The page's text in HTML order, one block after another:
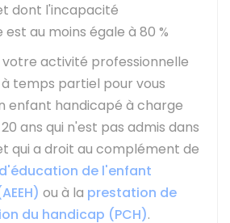
dont l'incapacité
au moins égale à 80 %
votre activité professionnelle
temps partiel pour vous
enfant handicapé à charge
ans qui n'est pas admis dans
qui a droit au complément de
de l'enfant
ou à la prestation de
du handicap (PCH).